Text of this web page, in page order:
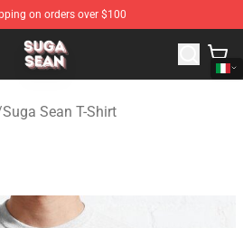
on orders over $100
Suga Sean Merchandise Store
Suga Sean T-Shirt